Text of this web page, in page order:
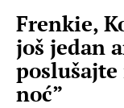
Frenkie,
još jedan
poslušajte
noć”